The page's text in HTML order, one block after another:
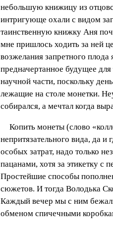
небольшую книжицу из
интригующе охали с видом
таинственную книжку Аня
мне пришлось ходить за ней
возжелания запретного
предначертанное будущее
научной части, поскольку
лежащие на столе монетки.
собирался, а мечтал когда
Копить монеты (слово
непритязательного вида, да
особых затрат, надо только
пацанами, хотя за этикетку
Простейшие способы
сюжетов. И тогда Володька
Каждый вечер мы с ним
обменом спичечными